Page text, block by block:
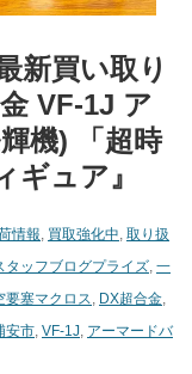
新買い取り
​VF-1J ​ア
機) ​「超時
ギュア』
情報, 買取強化中, 取り扱
タッフブログプライズ, 一
要塞マクロス, DX超合金,
安市, VF-1J, アーマードバ